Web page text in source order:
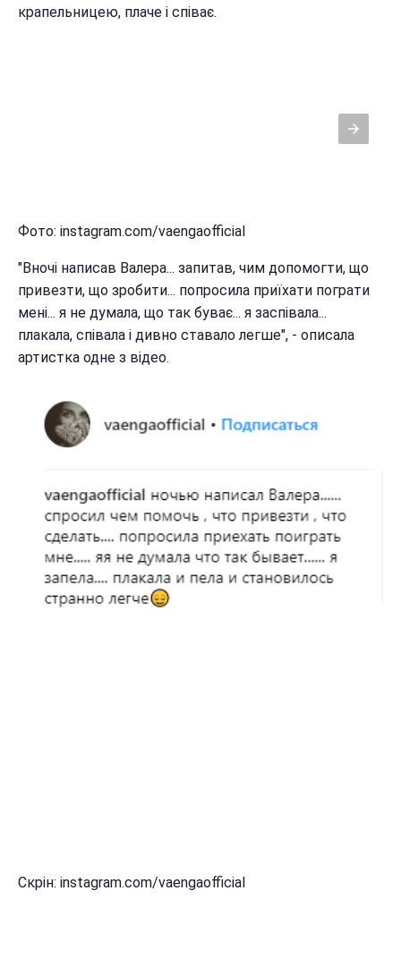
крапельницею, плаче і співає.
Фото: instagram.com/vaengaofficial
"Вночі написав Валера... запитав, чим допомогти, що
привезти, що зробити... попросила приїхати пограти
мені... я не думала, що так буває... я заспівала...
плакала, співала і дивно ставало легше", - описала
артистка одне з відео.
Скрін: instagram.com/vaengaofficial